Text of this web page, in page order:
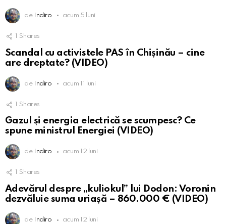
de Indiro acum 5 luni
1 Shares
Scandal cu activistele PAS în Chișinău – cine
are dreptate? (VIDEO)
de Indiro acum 11 luni
1 Shares
Gazul și energia electrică se scumpesc? Ce
spune ministrul Energiei (VIDEO)
de Indiro acum 12 luni
Shares
Adevărul despre „kuliokul” lui Dodon: Voronin
dezvăluie suma uriașă – 860.000 € (VIDEO)
de Indiro acum 12 luni